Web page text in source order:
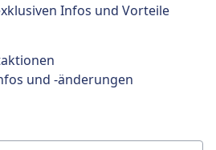
Infos und Vorteile
und -änderungen